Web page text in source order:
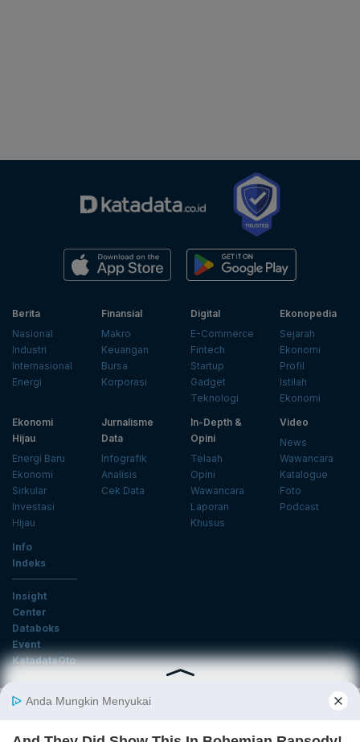
Berita
Nasional
Industri
Internasional
Energi
Finansial
Makro
Keuangan
Bursa
Korporasi
Digital
E-Commerce
Fintech
Startup
Gadget
Teknologi
Ekonopedia
Sejarah
Ekonomi
Profil
Istilah
Ekonomi
Ekonomi
Hijau
Energi Baru
Ekonomi
Sirkular
Investasi
Hijau
Jurnalisme
Data
Infografik
Analisis
Cek Data
In-Depth &
Opini
Telaah
Opini
Wawancara
Laporan
Khusus
Video
News
Wawancara
Katalogue
Foto
Podcast
Info
Indeks
Insight
Center
Databoks
Event
KatadataOto
Langganan Newsletter
Daftar